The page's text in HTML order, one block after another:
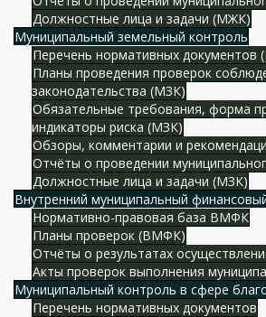
Должностные лица и задачи (МЖК)
Муниципальный земельный контроль
Перечень нормативных документов
Планы проведения проверок
законодательства (МЗК)
Обязательные требования, форма
индикаторы риска (МЗК)
Обзоры, комментарии и
Отчёты о проведении
Должностные лица и задачи (МЗК)
Внутренний муниципальный
Нормативно-правовая база ВМФК
Планы проверок (ВМФК)
Отчёты о результатах
Акты проверок выполнения
Муниципальный контроль в сфере
Перечень нормативных документов